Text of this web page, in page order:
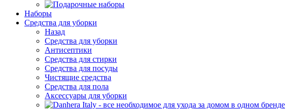
Наборы
Средства для уборки
Назад
Средства для уборки
Антисептики
Средства для стирки
Средства для посуды
Чистящие средства
Средства для пола
Аксессуары для уборки